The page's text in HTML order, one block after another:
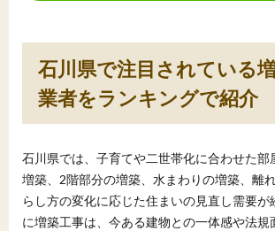
石川県で注目されている
業者をランキングで紹介
石川県では、子育てや二世帯化に合わせた部
増築、2階部分の増築、水まわりの増築、離
らし方の変化に応じた住まいの見直し需要が
に増築工事は、今ある建物との一体感や法規